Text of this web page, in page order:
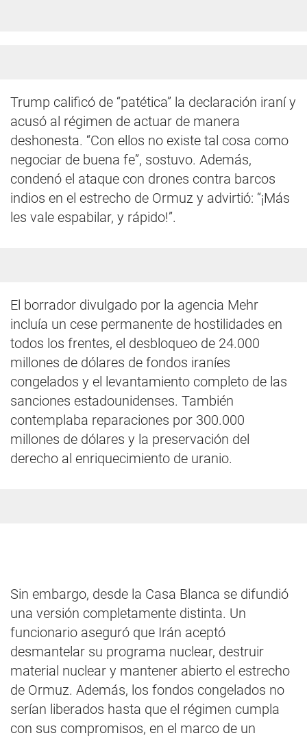
Trump calificó de “patética” la declaración iraní y
acusó al régimen de actuar de manera
deshonesta. “Con ellos no existe tal cosa como
negociar de buena fe”, sostuvo. Además,
condenó el ataque con drones contra barcos
indios en el estrecho de Ormuz y advirtió: “¡Más
les vale espabilar, y rápido!”.
El borrador divulgado por la agencia Mehr
incluía un cese permanente de hostilidades en
todos los frentes, el desbloqueo de 24.000
millones de dólares de fondos iraníes
congelados y el levantamiento completo de las
sanciones estadounidenses. También
contemplaba reparaciones por 300.000
millones de dólares y la preservación del
derecho al enriquecimiento de uranio.
Sin embargo, desde la Casa Blanca se difundió
una versión completamente distinta. Un
funcionario aseguró que Irán aceptó
desmantelar su programa nuclear, destruir
material nuclear y mantener abierto el estrecho
de Ormuz. Además, los fondos congelados no
serían liberados hasta que el régimen cumpla
con sus compromisos, en el marco de un